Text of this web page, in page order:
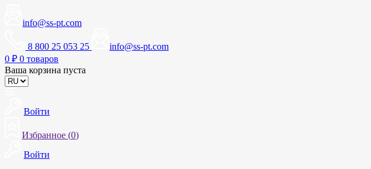
info@ss-pt.com
8 800 25 053 25
info@ss-pt.com
0 ₽ 0 товаров
Ваша корзина пуста
Войти
Избранное (0)
Войти